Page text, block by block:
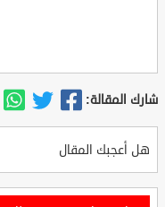
شارك المقالة:
هل أعجبك المقال